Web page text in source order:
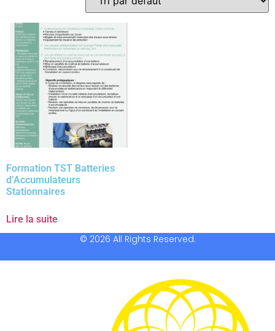
Formation TST Batteries
d’Accumulateurs
Stationnaires
Lire la suite
© 2026 All Rights Reserved.